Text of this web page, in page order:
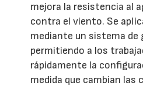
mejora la resistencia al
contra el viento. Se
mediante un sistema de
permitiendo a los
rápidamente la
medida que cambian las